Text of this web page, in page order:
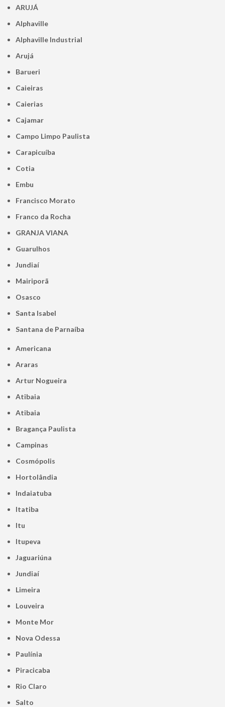
ARUJÁ
Alphaville
Alphaville Industrial
Arujá
Barueri
Caieiras
Caierias
Cajamar
Campo Limpo Paulista
Carapicuíba
Cotia
Embu
Francisco Morato
Franco da Rocha
GRANJA VIANA
Guarulhos
Jundiaí
Mairiporã
Osasco
Santa Isabel
Santana de Parnaíba
Americana
Araras
Artur Nogueira
Atibaia
Atibaia
Bragança Paulista
Campinas
Cosmópolis
Hortolândia
Indaiatuba
Itatiba
Itu
Itupeva
Jaguariúna
Jundiaí
Limeira
Louveira
Monte Mor
Nova Odessa
Paulínia
Piracicaba
Rio Claro
Salto